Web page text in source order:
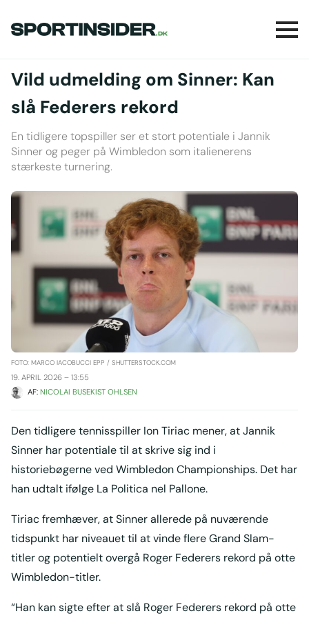
Vild udmelding om Sinner: Kan
slå Federers rekord
En tidligere topspiller ser et stort potentiale i Jannik
Sinner og peger på Wimbledon som italienerens
stærkeste turnering.
FOTO: MARCO IACOBUCCI EPP / SHUTTERSTOCK.COM
19. APRIL 2026 – 13:55
AF: NICOLAI BUSEKIST OHLSEN
Den tidligere tennisspiller Ion Tiriac mener, at Jannik
Sinner har potentiale til at skrive sig ind i
historiebøgerne ved Wimbledon Championships. Det har
han udtalt ifølge La Politica nel Pallone.
Tiriac fremhæver, at Sinner allerede på nuværende
tidspunkt har niveauet til at vinde flere Grand Slam-
titler og potentielt overgå Roger Federers rekord på otte
Wimbledon-titler.
“Han kan sigte efter at slå Roger Federers rekord på otte